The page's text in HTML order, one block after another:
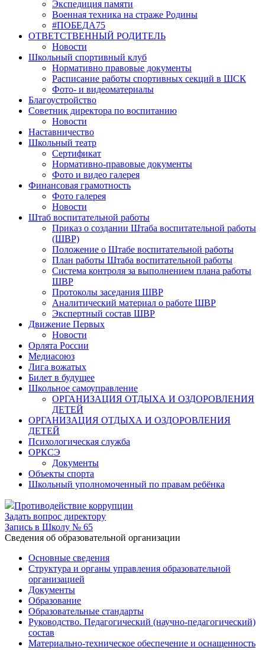
Экспедиция памяти
Военная техника на страже Родины
#ПОБЕДА75
ОТВЕТСТВЕННЫЙ РОДИТЕЛЬ
Новости
Школьный спортивный клуб
Нормативно правовые документы
Расписание работы спортивных секций в ШСК
Фото- и видеоматериалы
Благоустройство
Советник директора по воспитанию
Новости
Наставничество
Школьный театр
Сертификат
Нормативно-правовые документы
Фото и видео галерея
Финансовая грамотность
Фото галерея
Новости
Штаб воспитательной работы
Приказ о создании Штаба воспитательной работы
(ШВР)
Положение о Штабе воспитательной работы
План работы Штаба воспитательной работы
Система контроля за выполнением плана работы
ШВР
Протоколы заседания ШВР
Аналитический материал о работе ШВР
Экспертный состав ШВР
Движение Первых
Новости
Орлята России
Медиасоюз
Лига вожатых
Билет в будущее
Школьное самоуправление
ОРГАНИЗАЦИЯ ОТДЫХА И ОЗДОРОВЛЕНИЯ
ДЕТЕЙ
ОРГАНИЗАЦИЯ ОТДЫХА И ОЗДОРОВЛЕНИЯ
ДЕТЕЙ
Психологическая служба
ОРКСЭ
Документы
Объекты спорта
Школьный уполномоченный по правам ребёнка
Противодействие коррупции
Задать вопрос директору
Запись в Школу № 65
Cведения об образовательной организации
Основные сведения
Структура и органы управления образовательной
организацией
Документы
Образование
Образовательные стандарты
Руководство. Педагогический (научно-педагогический)
состав
Материально-техническое обеспечение и оснащенность